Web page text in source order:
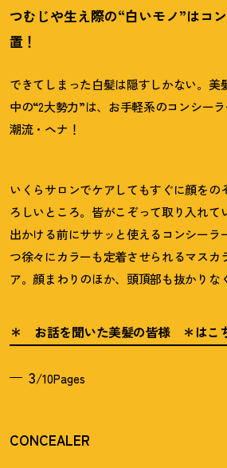
つむじや生え際の“白いモノ”はコ
置 ！
できてしまった白髪は隠すしかない。美
中の“2大勢力”は、お手軽系のコンシー
潮流・ヘナ ！
いくらサロンでケアしてもすぐに顔をの
ろしいところ。皆がこぞって取り入れて
出かける前にササッと使えるコンシーラ
つ徐々にカラーも定着させられるマスカ
ア。顔まわりのほか、頭頂部も抜かりな
＊ お話を聞いた美髪の皆様 ＊はこ
3/10Pages
CONCEALER